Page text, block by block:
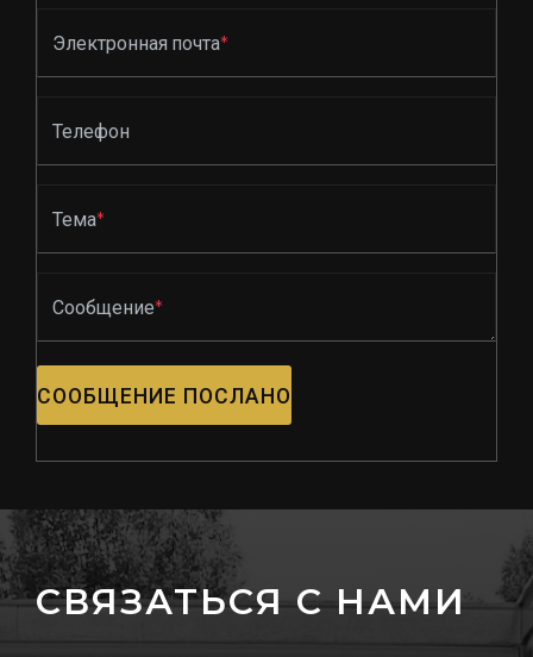
Электронная почта*
Телефон
Тема*
Сообщение*
СООБЩЕНИЕ ПОСЛАНО
СВЯЗАТЬСЯ С НАМИ